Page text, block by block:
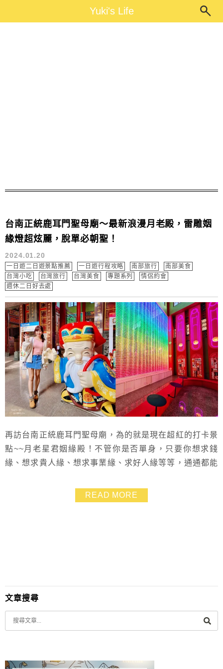
Yuki's LifeYuki's Life
台南正統鹿耳門聖母廟～最新浪漫月老殿，雷雕姻
緣燈超炫麗，脫單必朝聖！
2024.01.20
一日遊二日遊景點推薦 一日遊行程攻略 南部旅行
南部美食
台灣小吃
台灣旅行 台灣美食 專題系列
情侶約會
週休二日好去處
再訪台南正統鹿耳門聖母廟，為的就是現在超紅的打卡景
點~~月老星君姻緣殿！不管你是否單身，只要你想求錢
緣、想求貴人緣、想求事業緣、求好人緣等等，通通都能
殿裡面精彩無比，擁有全台唯一的雷雕姻緣燈，現場看超
酷炫~就像來到網美級夜店各種浪漫的愛情佈景也超好
READ MORE
文章搜尋